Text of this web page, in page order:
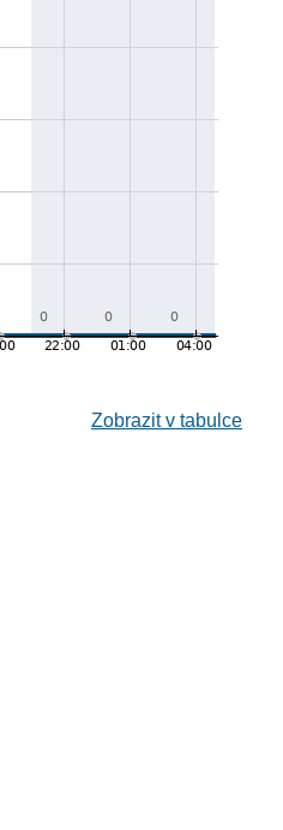
Zobrazit v tabulce